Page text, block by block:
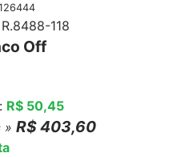
118
Off
R$ 50,45
» R$ 403,60